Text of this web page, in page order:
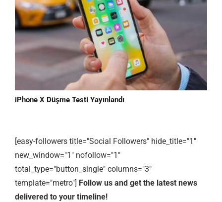
iPhone X Düşme Testi Yayınlandı
[easy-followers title="Social Followers" hide_title="1"
new_window="1" nofollow="1"
total_type="button_single" columns="3"
template="metro"] Follow us and get the latest news
delivered to your timeline!